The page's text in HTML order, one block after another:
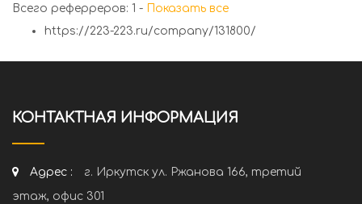
Всего реферреров: 1 - Показать все
https://223-223.ru/company/131800/
КОНТАКТНАЯ ИНФОРМАЦИЯ
Адрес :
г. Иркутск ул. Ржанова 166, третий
этаж, офис 301